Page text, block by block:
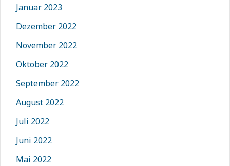
Januar 2023
Dezember 2022
November 2022
Oktober 2022
September 2022
August 2022
Juli 2022
Juni 2022
Mai 2022